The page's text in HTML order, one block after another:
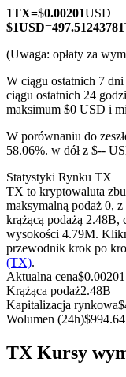
Kontrakty
Kontrakty
1TX=$0.00201USD
$1USD=497.51243781
(Uwaga: opłaty za
W ciągu ostatnich 7 dni
ciągu ostatnich 24
maksimum $0 USD i
W porównaniu do
58.06%. w dół z $--
Statystyki Rynku TX
TX to kryptowaluta
maksymalną podaż 0,
krążącą podażą
wysokości 4.79M.
przewodnik krok po
(TX).
Aktualna cena$0.00201
Krążąca podaż2.48B
Kapitalizacja rynkowa$
Wolumen (24h)$
TX Kursy